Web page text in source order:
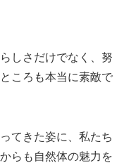
しさだけでなく、努
ころも本当に素敵で
てきた姿に、私たち
らも自然体の魅力を